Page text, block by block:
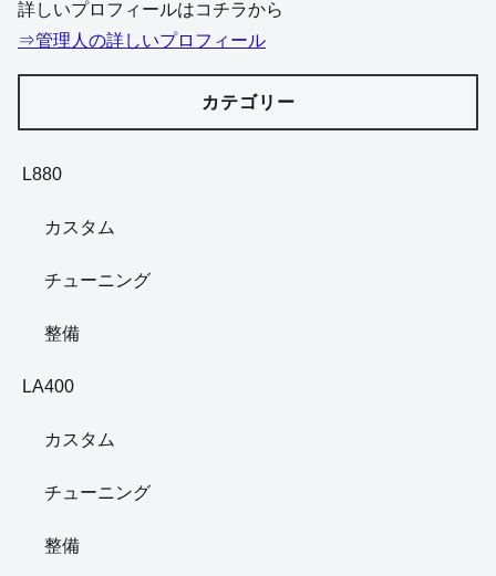
詳しいプロフィールはコチラから
⇒管理人の詳しいプロフィール
カテゴリー
L880
カスタム
チューニング
整備
LA400
カスタム
チューニング
整備